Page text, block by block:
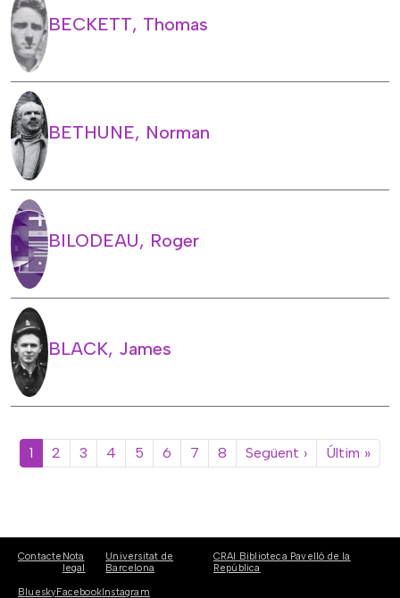
BECKETT, Thomas
BETHUNE, Norman
BILODEAU, Roger
BLACK, James
Paginació
1 2 3 4 5 6 7 8 Següent ›Pàgina
Últim »
Contacte Nota
legal
Universitat de
Barcelona
CRAI Biblioteca Pavelló de la
República
BlueskyFacebookInstagram